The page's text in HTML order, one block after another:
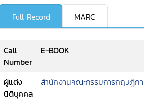
Full Record MARC
Call
Number
E-BOOK
ผู้แต่ง
นิติบุคคล
สำนักงานคณะกรรมการกฤษฎีกา